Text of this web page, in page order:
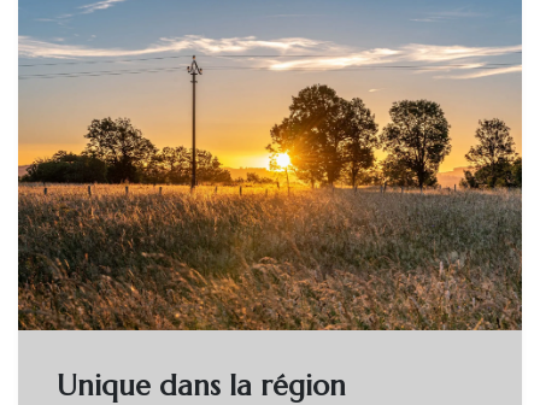
Unique dans la région